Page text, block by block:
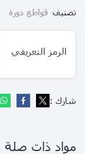
تصنيف قواطع دورة
الرمز التعريفي
شارك :
مواد ذات صلة